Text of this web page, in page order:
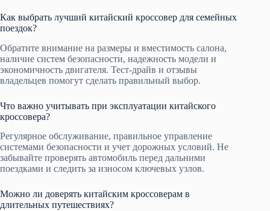
Как выбрать лучший китайский кроссовер для семейных
поездок?
Обратите внимание на размеры и вместимость салона,
наличие систем безопасности, надежность модели и
экономичность двигателя. Тест-драйв и отзывы
владельцев помогут сделать правильный выбор.
Что важно учитывать при эксплуатации китайского
кроссовера?
Регулярное обслуживание, правильное управление
системами безопасности и учет дорожных условий. Не
забывайте проверять автомобиль перед дальними
поездками и следить за износом ключевых узлов.
Можно ли доверять китайским кроссоверам в
длительных путешествиях?